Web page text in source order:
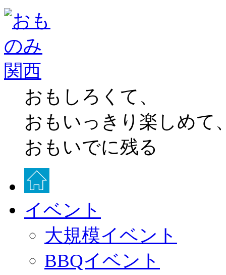
おもしろくて、
おもいっきり楽しめて
おもいでに残る
イベント
大規模イベント
BBQイベント